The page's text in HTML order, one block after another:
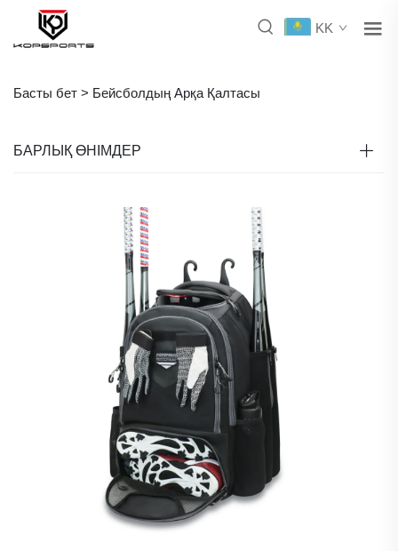
KK
Басты бет > Бейсболдың Арқа Қалтасы
БАРЛЫҚ ӨНІМДЕР